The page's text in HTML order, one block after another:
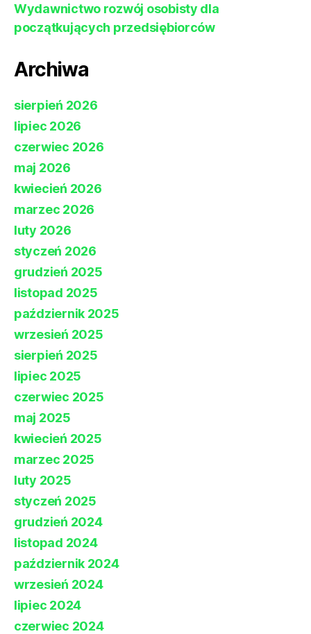
Wydawnictwo rozwój osobisty dla
początkujących przedsiębiorców
Archiwa
sierpień 2026
lipiec 2026
czerwiec 2026
maj 2026
kwiecień 2026
marzec 2026
luty 2026
styczeń 2026
grudzień 2025
listopad 2025
październik 2025
wrzesień 2025
sierpień 2025
lipiec 2025
czerwiec 2025
maj 2025
kwiecień 2025
marzec 2025
luty 2025
styczeń 2025
grudzień 2024
listopad 2024
październik 2024
wrzesień 2024
lipiec 2024
czerwiec 2024